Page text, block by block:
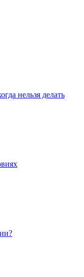
нельзя делать